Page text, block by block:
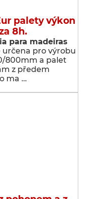
palety výkon
8h.
para madeiras
pro výrobu
800mm a palet
z předem
ma …